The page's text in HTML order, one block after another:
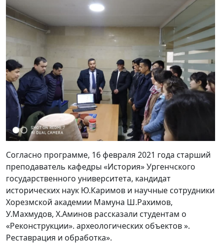
Согласно программе, 16 февраля 2021 года старший
преподаватель кафедры «История» Ургенчского
государственного университета, кандидат
исторических наук Ю.Каримов и научные сотрудники
Хорезмской академии Мамуна Ш.Раxимов,
У.Махмудов, Х.Аминов рассказали студентам о
«Реконструкции». археологических объектов ».
Реставрация и обработка».